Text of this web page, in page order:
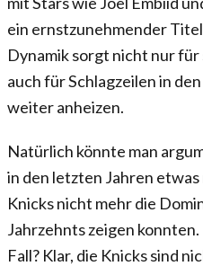
ein ernstzunehmender
Dynamik sorgt nicht nur
auch für Schlagzeilen in
weiter anheizen.
Natürlich könnte man
in den letzten Jahren etwas
Knicks nicht mehr die
Jahrzehnts zeigen
Fall? Klar, die Knicks sind